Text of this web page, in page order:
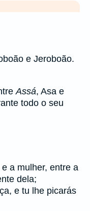
e Jeroboão.
Assá, Asa e
todo o seu
a mulher, entre a
dela;
e tu lhe picarás